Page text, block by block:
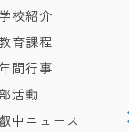
学校紹介
育課程
間行事
活動
中ニュース